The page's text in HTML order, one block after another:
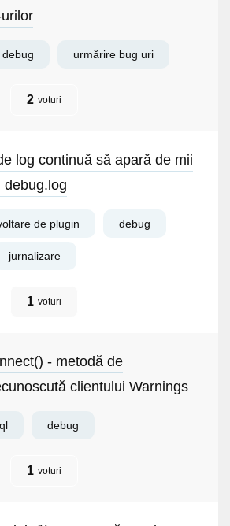
debug urmărire bug uri
2 voturi
log continuă să apară de mii
debug.log
de plugin debug
jurnalizare
1 voturi
- metodă de
clientului Warnings
debug
1 voturi